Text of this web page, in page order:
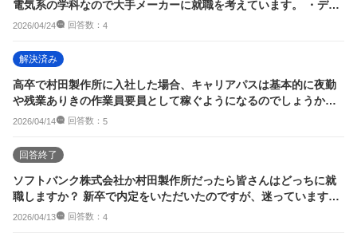
電気系の学科なので大手メーカーに就職を考えています。 ・デン
ソー ・ファ...
2026/04/24 回答数： 4
解決済み
高卒で村田製作所に入社した場合、キャリアパスは基本的に夜勤
や残業ありきの作業員要員として稼ぐようになるのでしょうか？
一部の優秀者を除いて。
2026/04/14 回答数： 5
回答終了
ソフトバンク株式会社か村田製作所だったら皆さんはどっちに就
職しますか？ 新卒で内定をいただいたのですが、迷っています。
できれば理由も...
2026/04/13 回答数： 4